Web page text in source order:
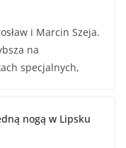
i Marcin Szeja.
na
specjalnych,
nogą w Lipsku